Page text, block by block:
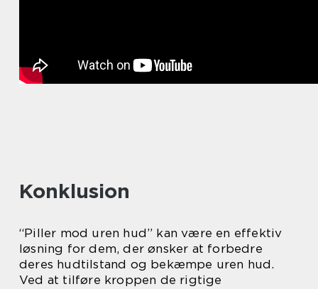
Konklusion
“Piller mod uren hud” kan være en effektiv
løsning for dem, der ønsker at forbedre
deres hudtilstand og bekæmpe uren hud.
Ved at tilføre kroppen de rigtige